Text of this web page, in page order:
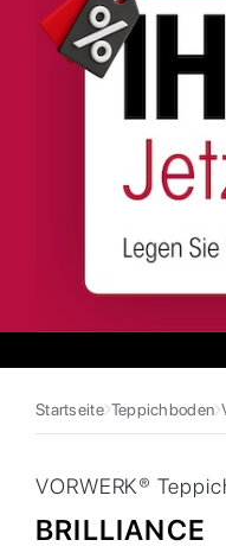
Startseite Teppichboden
VORWERK®
BRILLIANCE